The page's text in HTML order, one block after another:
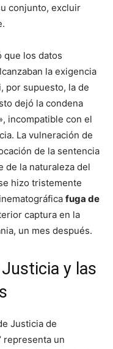
conjunto, excluir
que los datos
la exigencia
por supuesto, la de
dejó la condena
incompatible con el
La vulneración de
de la sentencia
de la naturaleza del
hizo tristemente
fuga de
captura en la
un mes después.
y las
Justicia de
representa un